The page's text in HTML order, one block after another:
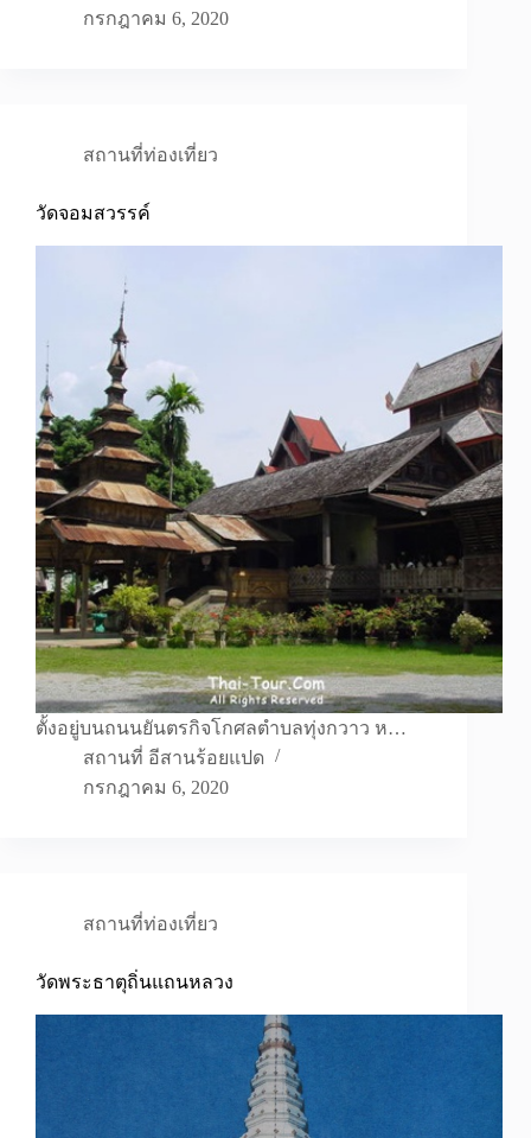
กรกฎาคม 6, 2020
สถานที่ท่องเที่ยว
วัดจอมสวรรค์
ตั้งอยู่บนถนนยันตรกิจโกศลตำบลทุ่งกวาว ห…
สถานที่ อีสานร้อยแปด
กรกฎาคม 6, 2020
สถานที่ท่องเที่ยว
วัดพระธาตุถิ่นแถนหลวง